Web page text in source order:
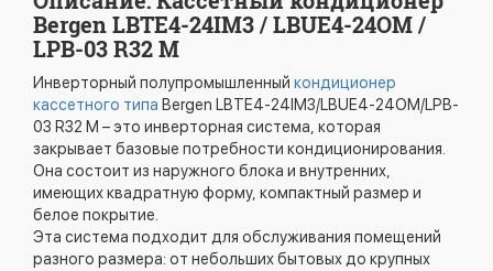
Bergen LBTE4-24IM3 / LBUE4-24OM /
LPB-03 R32 M
Инверторный полупромышленный кондиционер
кассетного типа Bergen LBTE4-24IM3/LBUE4-24OM/LPB-
03 R32 M – это инверторная система, которая
закрывает базовые потребности кондиционирования.
Она состоит из наружного блока и внутренних,
имеющих квадратную форму, компактный размер и
белое покрытие.
Эта система подходит для обслуживания помещений
разного размера: от небольших бытовых до крупных